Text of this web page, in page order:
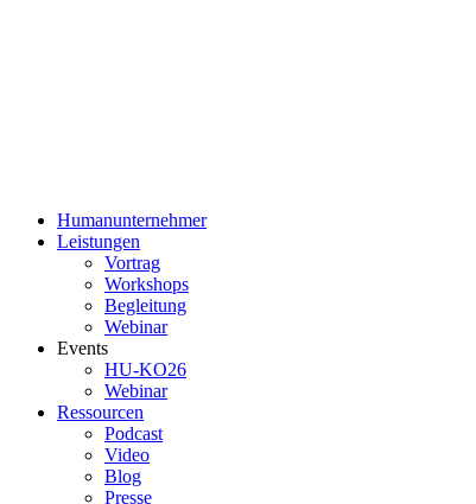
Humanunternehmer
Leistungen
Vortrag
Workshops
Begleitung
Webinar
Events
HU-KO26
Webinar
Ressourcen
Podcast
Video
Blog
Presse